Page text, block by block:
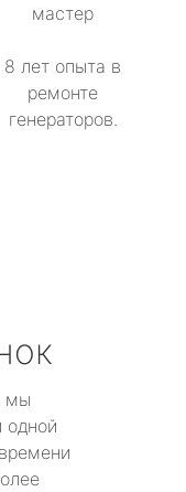
мастер
8 лет опыта в
ремонте
генераторов.
мы
одной